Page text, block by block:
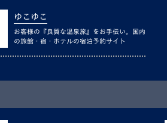
ゆこゆこ
お客様の『良質な温泉旅』をお手伝い。国内
の旅館・宿・ホテルの宿泊予約サイト